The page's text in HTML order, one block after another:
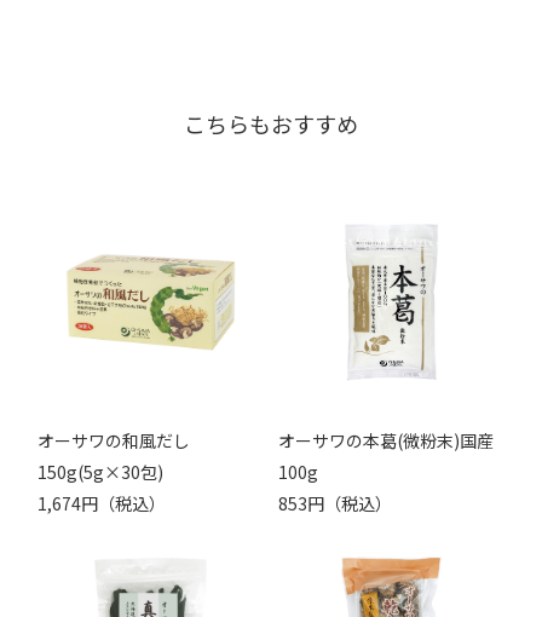
こちらもおすすめ
オーサワの和風だし
150g(5g×30包)
1,674円（税込）
オーサワの本葛(微粉末)国産
100g
853円（税込）